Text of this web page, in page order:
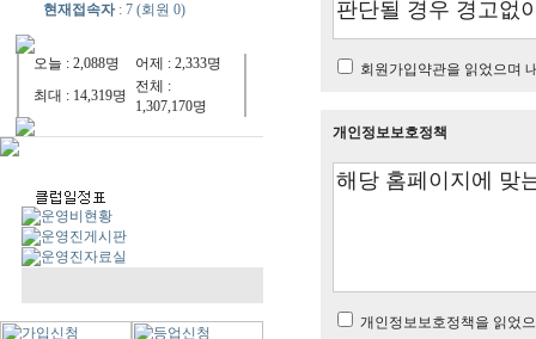
현재접속자: 7 (회원 0)
오늘 : 2,088명
어제 : 2,333명
최대 : 14,319명
전체 :
1,307,170명
회원가입약관을 읽었으며
개인정보보호정책
개인정보보호정책을 읽었